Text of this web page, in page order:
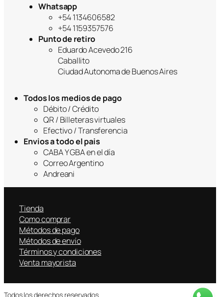
Whatsapp
+54 1134606582
+54 1159357576
Punto de retiro
Eduardo Acevedo 216
Caballito
Ciudad Autonoma de Buenos Aires
Todos los medios de pago
Débito / Crédito
QR / Billeteras virtuales
Efectivo / Transferencia
Envios a todo el pais
CABA Y GBA en el día
Correo Argentino
Andreani
Tienda
Como comprar
Métodos de pago
Métodos de envío
Términos y condiciones
Venta mayorista
Todos los derechos reservados